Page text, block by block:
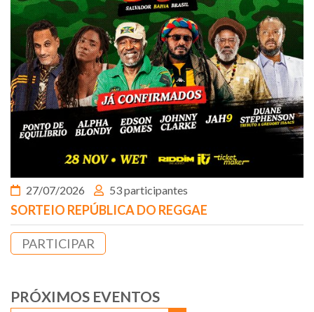
27/07/2026 53 participantes
SORTEIO REPÚBLICA DO REGGAE
PARTICIPAR
PRÓXIMOS EVENTOS